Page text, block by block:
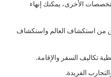
الأخرى، يمكنك إنهاء
من استكشاف العالم واستكشاف
تكاليف السفر والإقامة.
الفريدة.